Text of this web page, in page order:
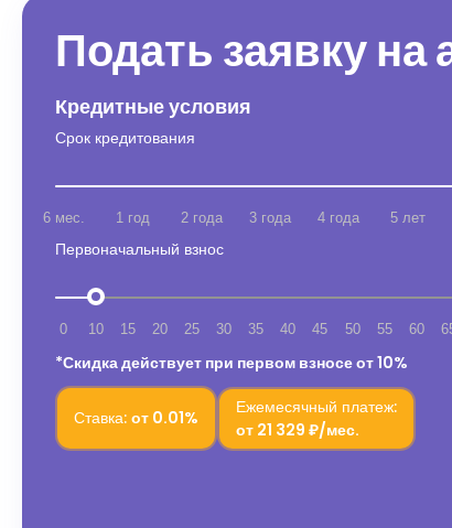
Подать заявку на
Кредитные условия
Срок кредитования
6 мес. 1 год 2 года 3 года 4 года 5 лет
Первоначальный взнос
0 10 15 20 25 30 35 40 45 50 55 60
*Скидка действует при первом взносе от 10%
Ставка: от 0.01%
Ежемесячный платеж:
от 21 329 ₽/мес.